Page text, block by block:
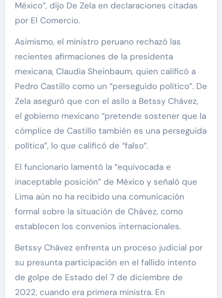
México”, dijo De Zela en declaraciones citadas
por El Comercio.
Asimismo, el ministro peruano rechazó las
recientes afirmaciones de la presidenta
mexicana, Claudia Sheinbaum, quien calificó a
Pedro Castillo como un “perseguido político”. De
Zela aseguró que con el asilo a Betssy Chávez,
el gobierno mexicano “pretende sostener que la
cómplice de Castillo también es una perseguida
política”, lo que calificó de “falso”.
El funcionario lamentó la “equivocada e
inaceptable posición” de México y señaló que
Lima aún no ha recibido una comunicación
formal sobre la situación de Chávez, como
establecen los convenios internacionales.
Betssy Chávez enfrenta un proceso judicial por
su presunta participación en el fallido intento
de golpe de Estado del 7 de diciembre de
2022, cuando era primera ministra. En